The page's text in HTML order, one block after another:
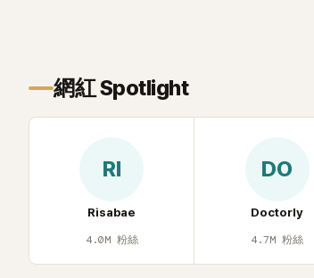
網紅 Spotlight
RI
Risabae
4.0M 粉絲
DO
Doctorly
4.7M 粉絲